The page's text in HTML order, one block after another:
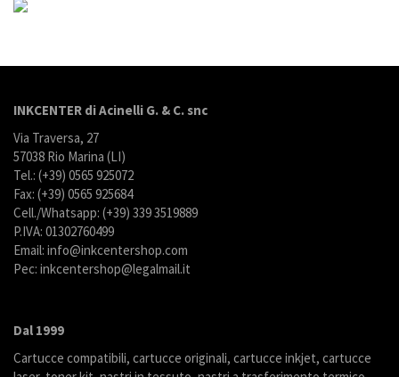
INKCENTER di Acinelli G. & C. snc
Via Traversa, 27
57038 Rio Marina (LI)
Tel.: (+39) 0565 925072
Fax: (+39) 0565 925684
Cell./Whatsapp: (+39) 339 3519889
P.IVA: 01302760499
Email: info@inkcentershop.com
Pec: inkcentershop@legalmail.it
Dal 1999
Cartucce compatibili, cartucce originali, cartucce inkjet, cartucce